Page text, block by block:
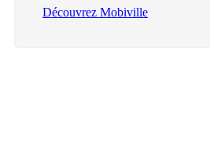
Découvrez Mobiville